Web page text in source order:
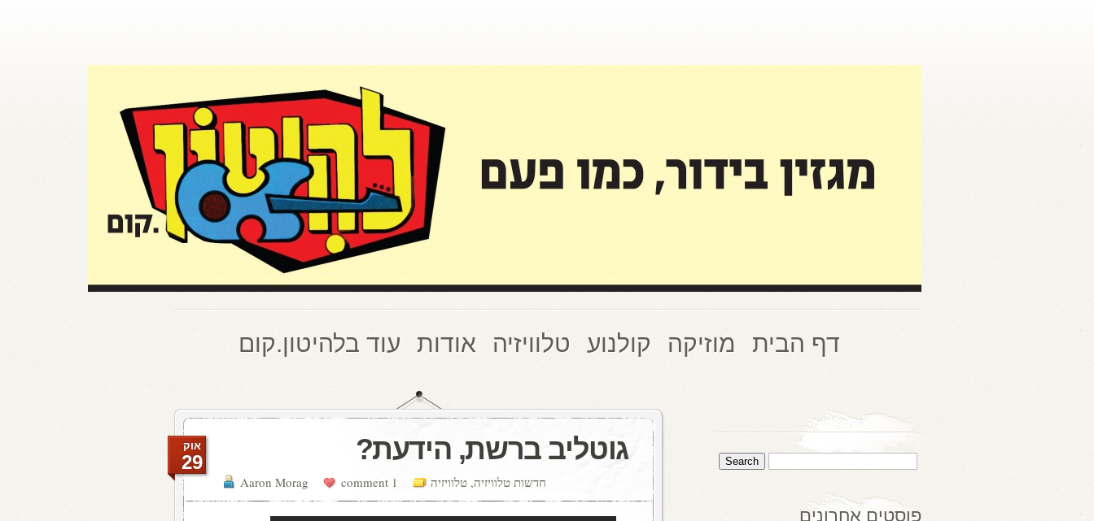
דף הבית מוזיקה קולנוע טלוויזיה אודות עוד בלהיטון.קום
גוטליב ברשת, הידעת?
Aaron Morag 1 comment חדשות טלוויזיה, טלוויזיה
אוק
29
פוסטים אחרונים